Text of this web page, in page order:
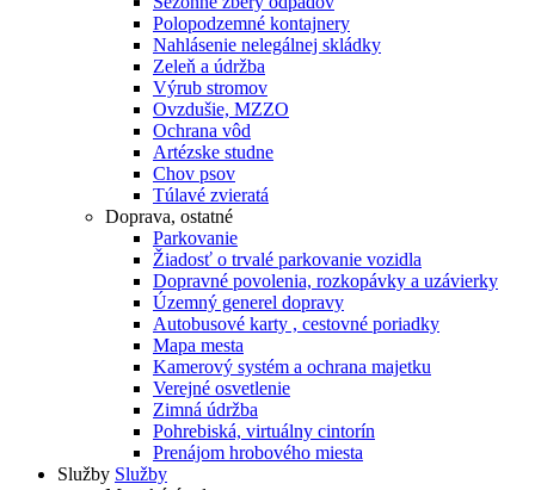
Polopodzemné kontajnery
Nahlásenie nelegálnej skládky
Zeleň a údržba
Výrub stromov
Ovzdušie, MZZO
Ochrana vôd
Artézske studne
Chov psov
Túlavé zvieratá
Doprava, ostatné
Parkovanie
Žiadosť o trvalé parkovanie vozidla
Dopravné povolenia, rozkopávky a uzávierky
Územný generel dopravy
Autobusové karty , cestovné poriadky
Mapa mesta
Kamerový systém a ochrana majetku
Verejné osvetlenie
Zimná údržba
Pohrebiská, virtuálny cintorín
Prenájom hrobového miesta
Služby Služby